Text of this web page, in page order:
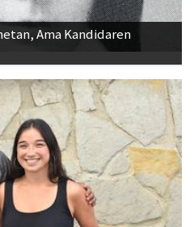
Ama Kandidaren